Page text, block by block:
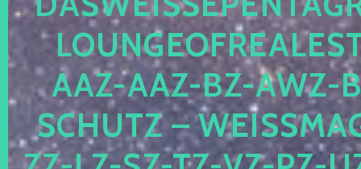
AZ-AAZ-BZ-AWZ-
CHUTZ –